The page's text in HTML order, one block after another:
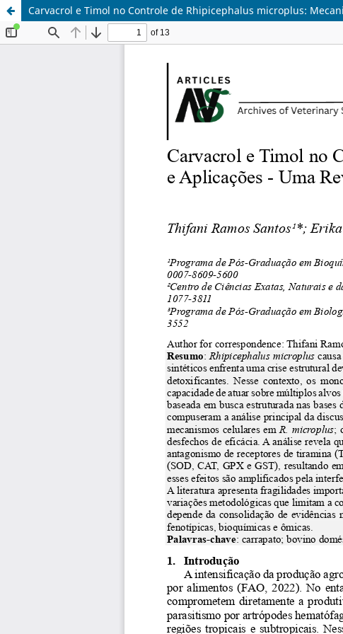
Carvacrol e Timol no Controle de Rhipicephalus microplus: